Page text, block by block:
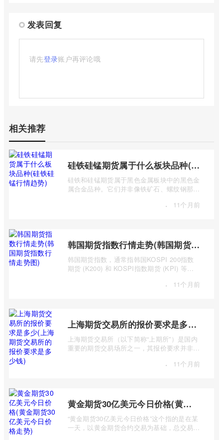
发表回复
请先登录账户再评论哦
相关推荐
硅铁硅锰期货属于什么板块品种(硅铁硅锰行情趋势)
硅铁和硅锰期货属于黑色金属板块中的黑色金
属合金品种。它们并非像铁矿石、螺纹钢那样
· 11个月前
韩国期货指数行情走势(韩国期货指数行情走势图)
韩国期货指数，通常指韩国KOSPI 200指数
期货 (K200) 和 KOSPI指数期货 (KPI) 等主
· 11个月前
上海期货交易所的报价要求是多少(上海期货交易所的报价要求是多少钱)
上海期货交易所（以下简称“上期所”）是国内
重要的期货交易场所之一，其报价要求并非一
· 11个月前
黄金期货30亿美元今日价格(黄金期货30亿美元今日价格走势)
“黄金期货30亿美元今日价格”这个指的是在某
一天，以黄金期货合约交易为基础，总交易价